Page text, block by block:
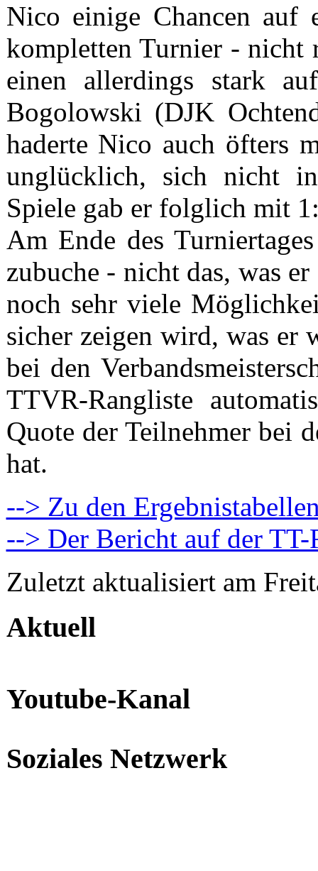
Nico einige Chancen
kompletten Turnier - nicht
einen allerdings stark
Bogolowski (DJK
haderte Nico auch öfters
unglücklich, sich nicht
Spiele gab er folglich mit
Am Ende des
zubuche - nicht das, was
noch sehr viele
sicher zeigen wird, was er
bei den
TTVR-Rangliste
Quote der Teilnehmer bei
hat.
--> Zu den
--> Der Bericht auf der TT-
Zuletzt aktualisiert am
Aktuell
Youtube-Kanal
Soziales Netzwerk